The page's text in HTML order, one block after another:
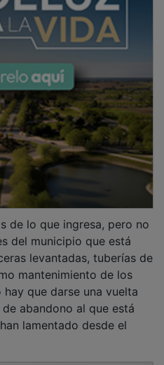
del municipio que está
levantadas, tuberías de
mantenimiento de los
que darse una vuelta
abandono al que está
lamentado desde el